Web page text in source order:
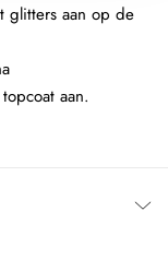
glitters aan op de
aan.